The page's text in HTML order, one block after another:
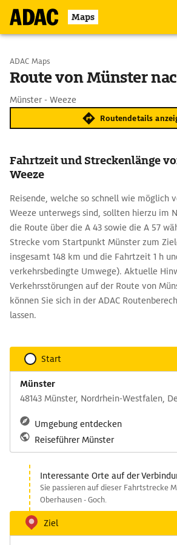
Maps
Start wählen
ADAC Maps
Route von Münster
Münster - Weeze
Routendetails
Fahrtzeit und Streckenlänge
Weeze
Reisende, welche so schnell wie möglich
Weeze unterwegs sind, sollten hierzu im
die Route über die A 43 sowie die A 57
Strecke vom Startpunkt Münster zum
insgesamt 148 km und die Fahrtzeit 1 h
verkehrsbedingte Umwege). Aktuelle
Verkehrsstörungen auf der Route von
können Sie sich in der ADAC
lassen.
Start
Münster
48143 Münster, Nordrhein-Westfalen,
Umgebung entdecken
Reiseführer Münster
Interessante Orte auf der
Sie passieren auf dieser Fahrtstrecke
Oberhausen - Goch.
Ziel